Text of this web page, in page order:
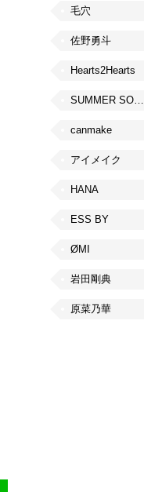
毛穴
佐野勇斗
Hearts2Hearts
SUMMER SONIC
canmake
アイメイク
HANA
ESS BY
ØMI
岩田剛典
原菜乃華